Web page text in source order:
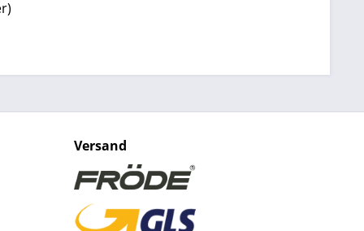
Versand